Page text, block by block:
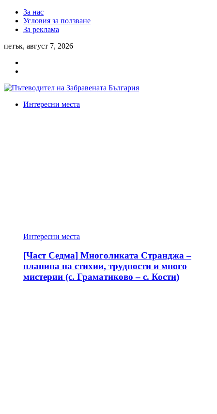
За нас
Условия за ползване
За реклама
петък, август 7, 2026
Интересни места
Интересни места
[Част Седма] Многоликата Странджа –
планина на стихии, трудности и много
мистерии (с. Граматиково – с. Кости)